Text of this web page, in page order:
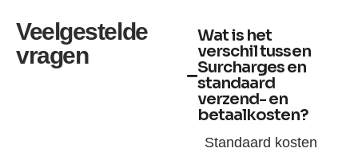
Veelgestelde
vragen
Wat is het
verschil tussen
Surcharges en
standaard
verzend- en
betaalkosten?
Standaard kosten